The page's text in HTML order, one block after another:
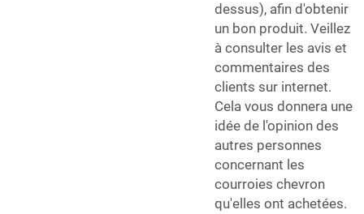
dessus), afin d'obtenir
un bon produit. Veillez
à consulter les avis et
commentaires des
clients sur internet.
Cela vous donnera une
idée de l'opinion des
autres personnes
concernant les
courroies chevron
qu'elles ont achetées.